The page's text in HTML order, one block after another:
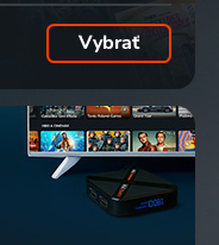
Vybrať